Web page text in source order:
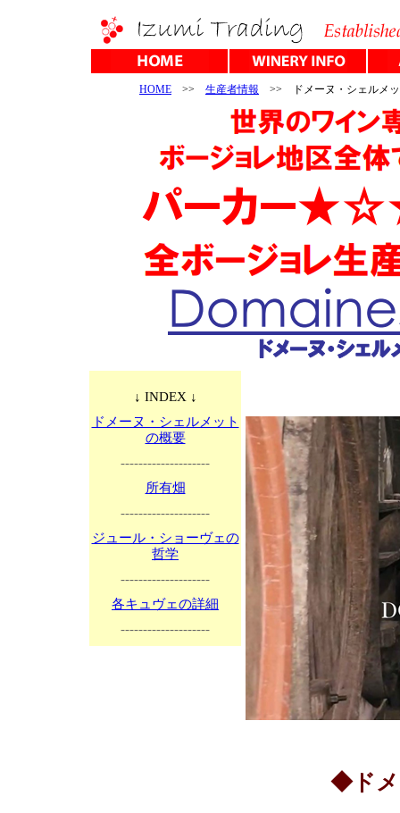
HOME >> 生産者情報 >> ドメーヌ・シェルメッ
↓ INDEX ↓
ドメーヌ・シェルメット
の概要
--------------------
所有畑
--------------------
ジュール・ショーヴェの
哲学
--------------------
各キュヴェの詳細
--------------------
◆ドメ